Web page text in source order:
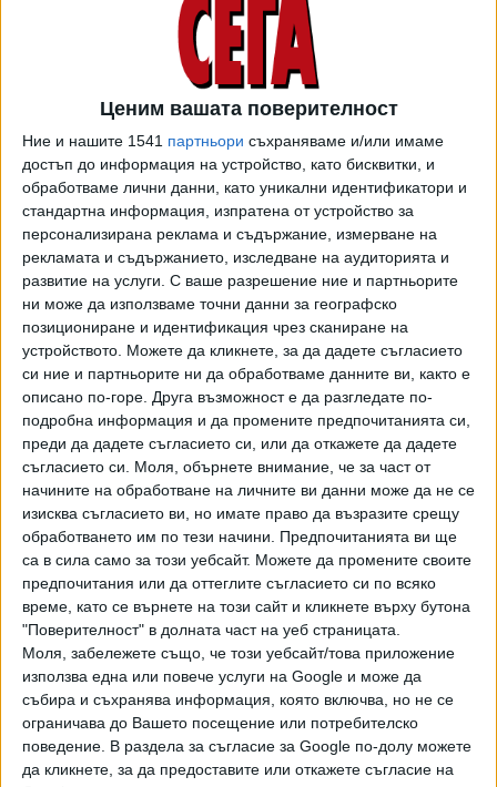
Ценим вашата поверителност
Ние и нашите 1541 партньори съхраняваме и/или имаме
достъп до информация на устройство, като бисквитки, и
обработваме лични данни, като уникални идентификатори и
стандартна информация, изпратена от устройство за
персонализирана реклама и съдържание, измерване на
рекламата и съдържанието, изследване на аудиторията и
развитие на услуги. С ваше разрешение ние и партньорите
ни може да използваме точни данни за географско
позициониране и идентификация чрез сканиране на
устройството. Можете да кликнете, за да дадете съгласието
си ние и партньорите ни да обработваме данните ви, както е
описано по-горе. Друга възможност е да разгледате по-
подробна информация и да промените предпочитанията си,
преди да дадете съгласието си, или да откажете да дадете
съгласието си. Моля, обърнете внимание, че за част от
начините на обработване на личните ви данни може да не се
изисква съгласието ви, но имате право да възразите срещу
обработването им по тези начини. Предпочитанията ви ще
са в сила само за този уебсайт. Можете да промените своите
предпочитания или да оттеглите съгласието си по всяко
време, като се върнете на този сайт и кликнете върху бутона
"Поверителност" в долната част на уеб страницата.
Моля, забележете също, че този уебсайт/това приложение
използва една или повече услуги на Google и може да
събира и съхранява информация, която включва, но не се
ограничава до Вашето посещение или потребителско
поведение. В раздела за съгласие за Google по-долу можете
да кликнете, за да предоставите или откажете съгласие на
подценили както инфлацията, така и темпото, с което
ще се възстановят икономиките от коронавирусната
ЕЦБ смени прогнозата и
предрече още по-високи цени
от очакваното
Скокът на инфлацията в
еврозоната не е толкова
преходен, колкото се смяташе
по-рано, а ръстът на цените тази
година има риск да надхвърли
прогнозите,
заяви вицепрезидентът на
Европейската централна банка
Луис де Гиндос, цитиран от БНР.
13 Яну. 2022
Само преди дни вицепрезидентът на Европейската
централна банка Луис де Гиндос обяви, че скокът на
инфлацията в еврозоната не е толкова преходен,
колкото се смяташе по-рано, а ръстът на цените тази
година има риск да надхвърли прогнозите. Де Гиндос
каза по време на събитие, организирано от
швейцарската банка UBS, че "може би инфлацията няма
да бъде толкова преходна и временна, както се
прогнозираше само преди няколко месеца“. "Оценката на
риска от инфлация е умерено във възходяща посока за
следващите 12 месеца“, допълни вицепрезидентът на
ЕЦБ.
Инфлацията в еврозоната достигна 5% миналия месец,
най-високата рекордна стойност в рамите на единния
валутен блок, но ЕЦБ очаква тя да се върне под целта от
2% както през 2023 г., така и през 2024 г., дори без
затягане на паричната и лихвена политика, тъй като
инфлационният натиск ще намалее.